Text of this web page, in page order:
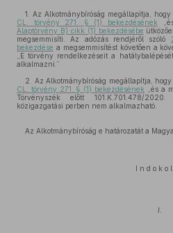
1. Az Alkotmánybíróság megállapítja,
CL. törvény 271. § (1) bekezdésének
Alaptörvény B) cikk (1) bekezdésébe
megsemmisíti. Az adózás rendjéről szóló
bekezdése a megsemmisítést követően a
„E törvény rendelkezéseit a
alkalmazni.”
2. Az Alkotmánybíróság megállapítja,
CL. törvény 271. § (1) bekezdésének „és a
Törvényszék előtt 101.K.701.478/
közigazgatási perben nem alkalmazható.
Az Alkotmánybíróság e határozatát a
I n d o k o
I.